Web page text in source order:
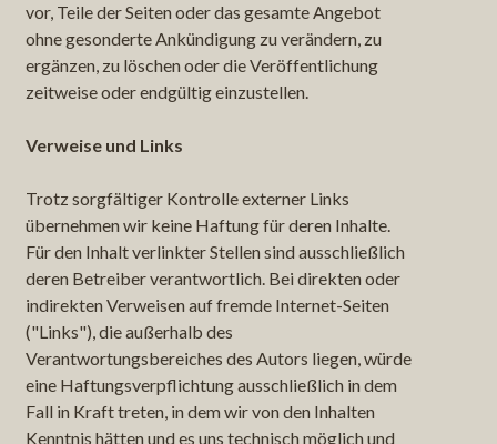
vor, Teile der Seiten oder das gesamte Angebot
ohne gesonderte Ankündigung zu verändern, zu
ergänzen, zu löschen oder die Veröffentlichung
zeitweise oder endgültig einzustellen.
Verweise und Links
Trotz sorgfältiger Kontrolle externer Links
übernehmen wir keine Haftung für deren Inhalte.
Für den Inhalt verlinkter Stellen sind ausschließlich
deren Betreiber verantwortlich. Bei direkten oder
indirekten Verweisen auf fremde Internet-Seiten
("Links"), die außerhalb des
Verantwortungsbereiches des Autors liegen, würde
eine Haftungsverpflichtung ausschließlich in dem
Fall in Kraft treten, in dem wir von den Inhalten
Kenntnis hätten und es uns technisch möglich und